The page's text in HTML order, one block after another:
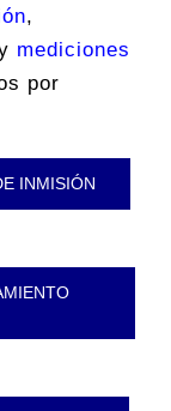
,
mediciones
por
INMISIÓN